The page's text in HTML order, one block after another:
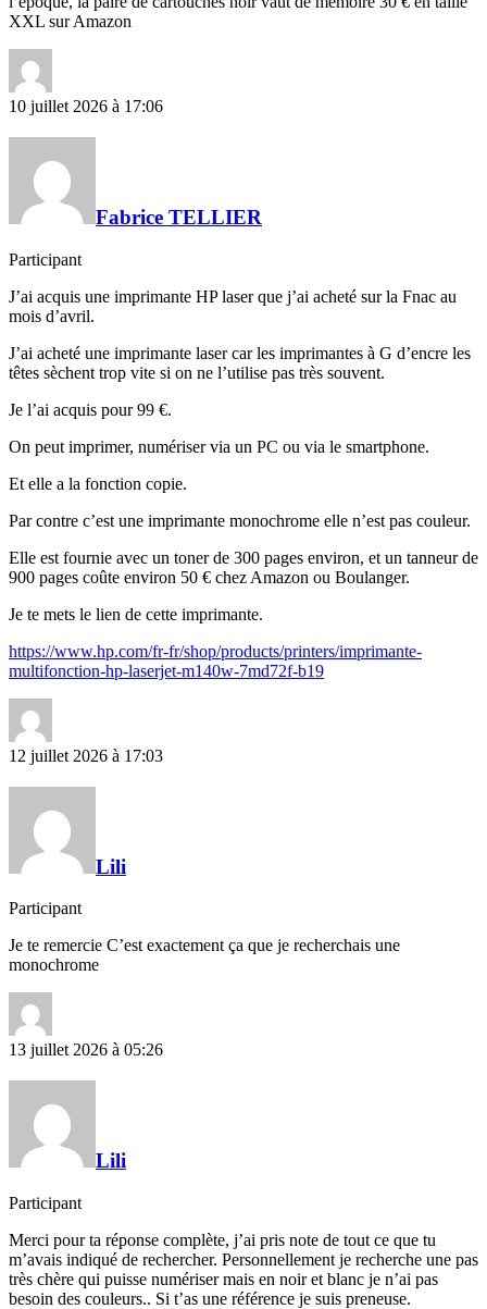
XXL sur Amazon
10 juillet 2026 à 17:06
Fabrice TELLIER
Participant
J’ai acquis une imprimante HP laser que j’ai acheté sur la Fnac au
mois d’avril.
J’ai acheté une imprimante laser car les imprimantes à G d’encre les
têtes sèchent trop vite si on ne l’utilise pas très souvent.
Je l’ai acquis pour 99 €.
On peut imprimer, numériser via un PC ou via le smartphone.
Et elle a la fonction copie.
Par contre c’est une imprimante monochrome elle n’est pas couleur.
Elle est fournie avec un toner de 300 pages environ, et un tanneur de
900 pages coûte environ 50 € chez Amazon ou Boulanger.
Je te mets le lien de cette imprimante.
https://www.hp.com/fr-fr/shop/products/printers/imprimante-
multifonction-hp-laserjet-m140w-7md72f-b19
12 juillet 2026 à 17:03
Lili
Participant
Je te remercie C’est exactement ça que je recherchais une
monochrome
13 juillet 2026 à 05:26
Lili
Participant
Merci pour ta réponse complète, j’ai pris note de tout ce que tu
m’avais indiqué de rechercher. Personnellement je recherche une pas
très chère qui puisse numériser mais en noir et blanc je n’ai pas
besoin des couleurs.. Si t’as une référence je suis preneuse.